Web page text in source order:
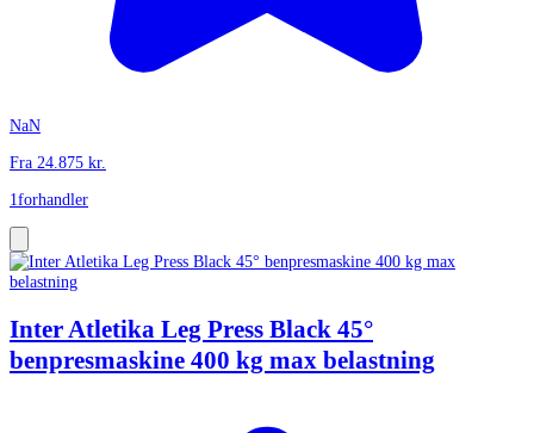
NaN
Fra 24.875 kr.
1forhandler
Inter Atletika Leg Press Black 45°
benpresmaskine 400 kg max belastning